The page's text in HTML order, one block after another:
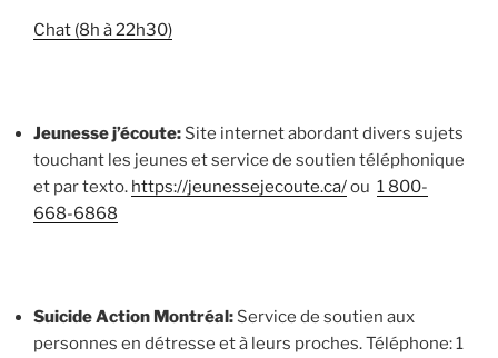
Chat (8h à 22h30)
Jeunesse j’écoute: Site internet abordant divers sujets
touchant les jeunes et service de soutien téléphonique
et par texto. https://jeunessejecoute.ca/ou 1 800-
668-6868
Suicide Action Montréal: Service de soutien aux
personnes en détresse et à leurs proches. Téléphone: 1